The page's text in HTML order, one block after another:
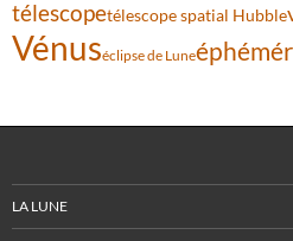
télescopetélescope spatial Hubble
Vénuséclipse de Lune
LA LUNE